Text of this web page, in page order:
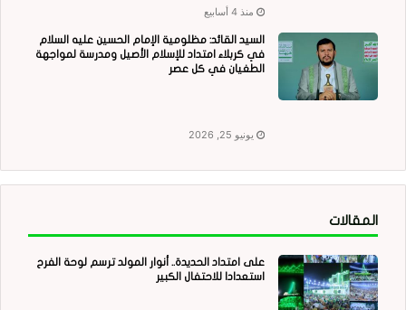
منذ 4 أسابيع
السيد القائد: مظلومية الإمام الحسين عليه السلام
في كربلاء امتداد للإسلام الأصيل ومدرسة لمواجهة
الطغيان في كل عصر
يونيو 25, 2026
المقالات
على امتداد الحديدة.. أنوار المولد ترسم لوحة الفرح
استعدادا للاحتفال الكبير